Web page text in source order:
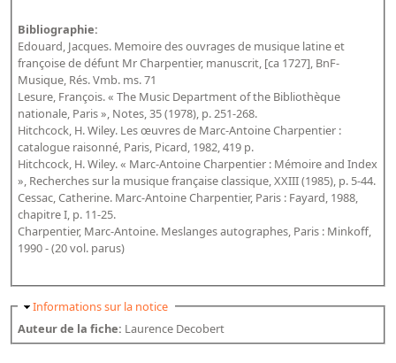
Appels
Appel à chercheurs : bourse Comité d’histoire de la BnF
Appel à projets
Recherche de sujets de recherche
Faire une suggestion de recherche
Fournir un témoignage et/ou un document
Bibliographie:
Edouard, Jacques. Memoire des ouvrages de musique latine et
françoise de défunt Mr Charpentier, manuscrit, [ca 1727], BnF-
Musique, Rés. Vmb. ms. 71
Lesure, François. « The Music Department of the Bibliothèque
nationale, Paris », Notes, 35 (1978), p. 251-268.
Hitchcock, H. Wiley. Les œuvres de Marc-Antoine Charpentier :
catalogue raisonné, Paris, Picard, 1982, 419 p.
Hitchcock, H. Wiley. « Marc-Antoine Charpentier : Mémoire and Index
», Recherches sur la musique française classique, XXIII (1985), p. 5-44.
Cessac, Catherine. Marc-Antoine Charpentier, Paris : Fayard, 1988,
chapitre I, p. 11-25.
Charpentier, Marc-Antoine. Meslanges autographes, Paris : Minkoff,
1990 - (20 vol. parus)
Masquer
Informations sur la notice
Auteur de la fiche: Laurence Decobert